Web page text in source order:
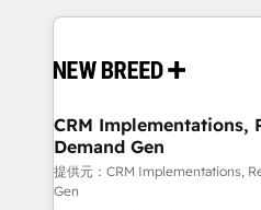
革を、構想から実装・定着ま
の統合・浸透・変革管理を実行します。
計・構築：リード獲得・CVR
計・導線設計・テンプレート
提供。 ▸ 既存CRM・MAから
making this the official
and system integrations
trainers to drive platform adoption.
Generation - Full-funnel marketing and high-
performance advertising via
Expert deployment of
CRM Implementations,
Demand Gen
提供元：CRM Implementations,
Gen